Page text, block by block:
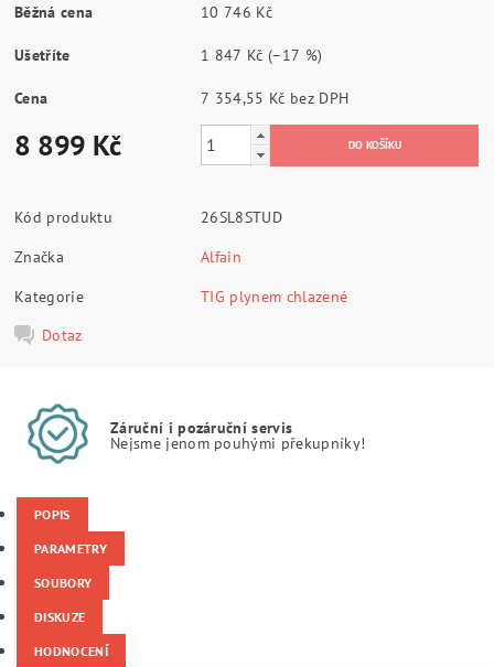
Běžná cena 10 746 Kč
Ušetříte 1 847 Kč (–17 %)
Cena 7 354,55 Kč bez DPH
8 899 Kč
Kód produktu
26SL8STUD
Značka
Alfain
Kategorie
TIG plynem chlazené
Dotaz
Záruční i pozáruční servis
Nejsme jenom pouhými překupníky!
POPIS
PARAMETRY
SOUBORY
DISKUZE
HODNOCENÍ